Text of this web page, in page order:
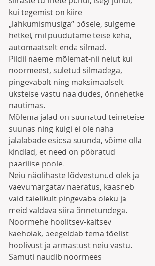
kui tegemist on kiire
„lahkumismusiga“ põsele, sulgeme
hetkel, mil puudutame teise keha,
automaatselt enda silmad.
Pildil näeme mõlemat-nii neiut kui
noormeest, suletud silmadega,
pingevabalt ning maksimaalselt
üksteise vastu naaldudes, õnnehetke
nautimas.
Mõlema jalad on suunatud teineteise
suunas ning kuigi ei ole näha
jalalabade esiosa suunda, võime olla
kindlad, et need on pööratud
paarilise poole.
Neiu näolihaste lõdvestunud olek ja
vaevumärgatav naeratus, kaasneb
vaid täielikult pingevaba oleku ja
meid valdava siira õnnetundega.
Noormehe hoolitsev-kaitsev
käehoiak, peegeldab tema tõelist
hoolivust ja armastust neiu vastu.
Samuti naudib noormees